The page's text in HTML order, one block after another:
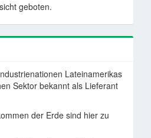
geboten.
Lateinamerikas
Sektor bekannt als Lieferant
der Erde sind hier zu